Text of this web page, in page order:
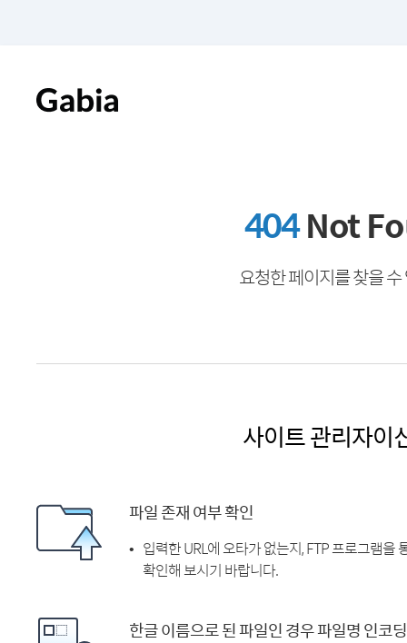
404Not
요청한 페이지를 찾을
사이트 관리자이
파일 존재 여부 확인
입력한 URL에 오타가 없는지, FTP 프로그램
확인해 보시기 바랍니다.
한글 이름으로 된 파일인 경우 파일명 인코